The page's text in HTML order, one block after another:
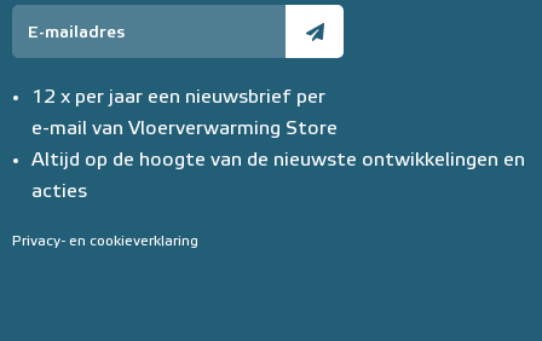
12 x per jaar een nieuwsbrief per
e-mail van Vloerverwarming Store
Altijd op de hoogte van de nieuwste ontwikkelingen en
acties
Privacy- en cookieverklaring